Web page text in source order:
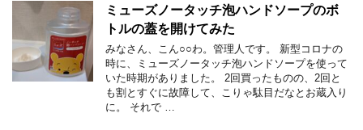
ミューズノータッチ泡ハンドソープのボ
トルの蓋を開けてみた
みなさん、こん○○わ。管理人です。 新型コロナの
時に、ミューズノータッチ泡ハンドソープを使って
いた時期がありました。 2回買ったものの、2回と
も割とすぐに故障して、こりゃ駄目だなとお蔵入り
に。 それで …